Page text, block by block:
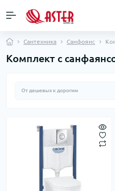
Сантехника Санфоянс
Комплект с